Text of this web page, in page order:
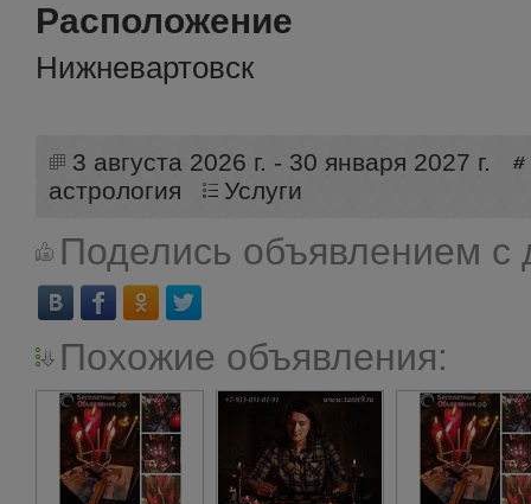
Расположение
Нижневартовск
3 августа 2026 г. - 30 января 2027 г.
астрология
Услуги
Поделись объявлением с
Похожие объявления: